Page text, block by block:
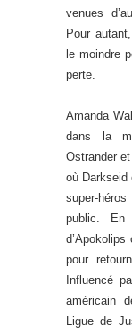
venues
Pour
le moindre
perte.
Amanda
dans la
Ostrander
où Darkseid
super-
public. En
pour
Influencé
américain
Ligue de